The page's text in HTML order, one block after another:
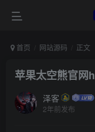
首页 网站源码 正文
苹果太空熊官网
泽客
2年前发布